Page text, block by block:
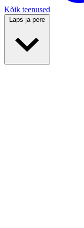
Kõik teenused
Laps ja pere